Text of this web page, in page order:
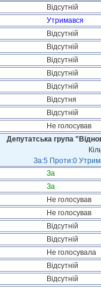
Відсутній
Утримався
Відсутній
Відсутній
Відсутній
Відсутній
Відсутній
Відсутня
Відсутній
Не голосував
Депутатська група
За:5 Проти:0
За
За
Не голосував
Не голосував
Відсутній
Відсутній
Не голосувала
Відсутній
Відсутній